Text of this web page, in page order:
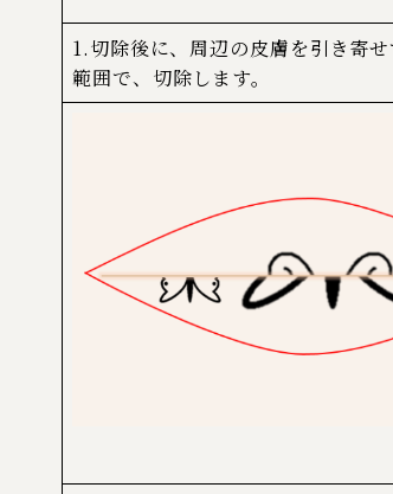
1.切除後に、周辺の皮膚を引き寄
範囲で、切除します。